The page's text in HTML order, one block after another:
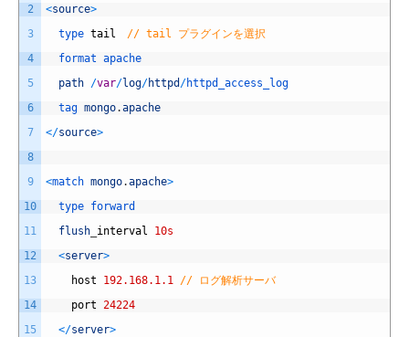
2
3
4
5
6
7
8
9
10
11
12
13
14
15
<source>
type tail
// tail プラグインを選択
format apache
path /var/log/httpd /httpd_access_log
tag mongo.apache
</source>
<match mongo.apache>
type forward
flush interval
10s
<server>
host
192.168.1.1
// ログ解析サーバ
port
24224
</server>